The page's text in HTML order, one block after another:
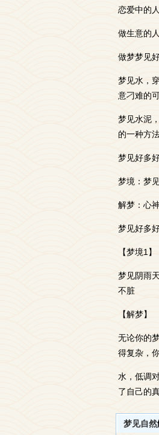
恋爱中的
做生意的
做梦梦见
梦见水，
意刁难的
梦见水泥
的一种方
梦见好多
梦境：梦
解梦：心
梦见好多
【梦境1】
梦见阴雨
不脏
【解梦】
无论你的
得复杂，
水，低调
了自己的
梦见自然